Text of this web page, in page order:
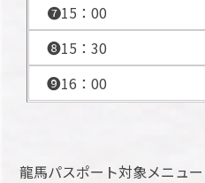
❼15：00
❽15：30
❾16：00
龍馬パスポート対象メニュ